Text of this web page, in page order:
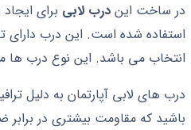
در ساخت این درب لابی برای
استفاده شده است. این درب
انتخاب می باشد. این نوع درب ها
درب های لابی آپارتمان به دلیل
باشید که مقاومت بیشتری در برابر